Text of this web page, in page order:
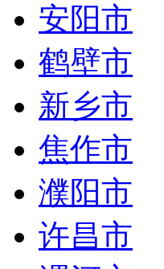
安阳市
鹤壁市
新乡市
焦作市
濮阳市
许昌市